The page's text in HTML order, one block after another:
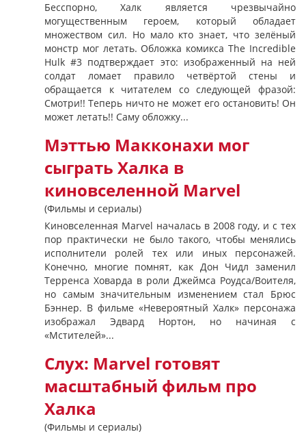
Бесспорно, Халк является чрезвычайно
могущественным героем, который обладает
множеством сил. Но мало кто знает, что зелёный
монстр мог летать. Обложка комикса The Incredible
Hulk #3 подтверждает это: изображенный на ней
солдат ломает правило четвёртой стены и
обращается к читателем со следующей фразой:
Смотри!! Теперь ничто не может его остановить! Он
может летать!! Саму обложку...
Мэттью Макконахи мог
сыграть Халка в
киновселенной Marvel
(Фильмы и сериалы)
Киновселенная Marvel началась в 2008 году, и с тех
пор практически не было такого, чтобы менялись
исполнители ролей тех или иных персонажей.
Конечно, многие помнят, как Дон Чидл заменил
Терренса Ховарда в роли Джеймса Роудса/Воителя,
но самым значительным изменением стал Брюс
Бэннер. В фильме «Невероятный Халк» персонажа
изображал Эдвард Нортон, но начиная с
«Мстителей»...
Слух: Marvel готовят
масштабный фильм про
Халка
(Фильмы и сериалы)